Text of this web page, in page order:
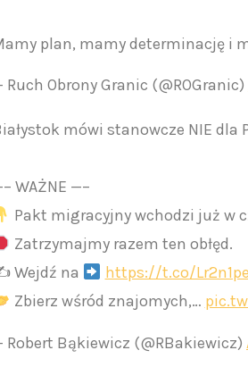
plan, mamy determinację i
Ruch Obrony Granic (@ROGranic)
mówi stanowcze NIE dla
WAŻNE —–
Pakt migracyjny wchodzi już w
Zatrzymajmy razem ten obłęd.
Wejdź na https://t.co/
Zbierz wśród znajomych,…
Robert Bąkiewicz (@RBakiewicz)